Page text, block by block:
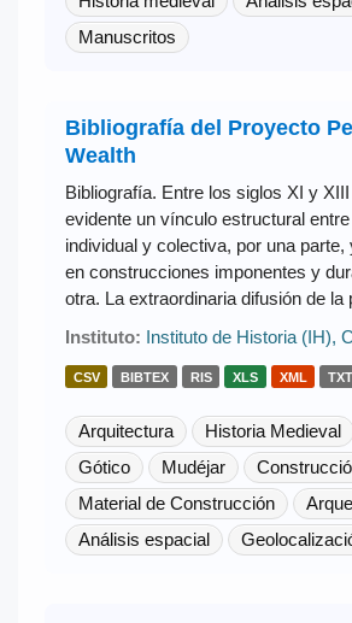
Manuscritos
Bibliografía del Proyecto
Wealth
Bibliografía. Entre los siglos XI y
evidente un vínculo estructural
individual y colectiva, por una parte,
en construcciones imponentes y
otra. La extraordinaria difusión de la
Instituto: Instituto de Historia (IH),
CSV BIBTEX RIS XLS XML TXT
Arquitectura Historia Medieval
Gótico
Mudéjar
Material de Construcción
Análisis espacial